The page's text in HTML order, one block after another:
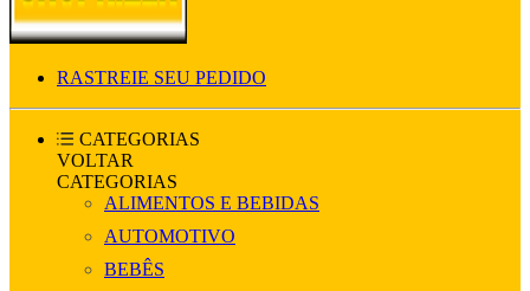
RASTREIE SEU PEDIDO
CATEGORIAS
VOLTAR
CATEGORIAS
ALIMENTOS E BEBIDAS
AUTOMOTIVO
BEBÊS